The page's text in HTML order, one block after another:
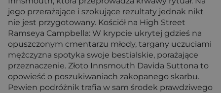
jego przerażające i szokujące rezultaty jednak nikt
nie jest przygotowany. Kościół na High Street
Ramseya Campbella: W krypcie ukrytej gdzieś na
opuszczonym cmentarzu młody, targany uczuciami
mężczyzna spotyka swoje bestialskie, porażające
przeznaczenie. Złoto Innsmouth Davida Suttona to
opowieść o poszukiwaniach zakopanego skarbu.
Pewien podróżnik trafia w sam środek prawdziwego